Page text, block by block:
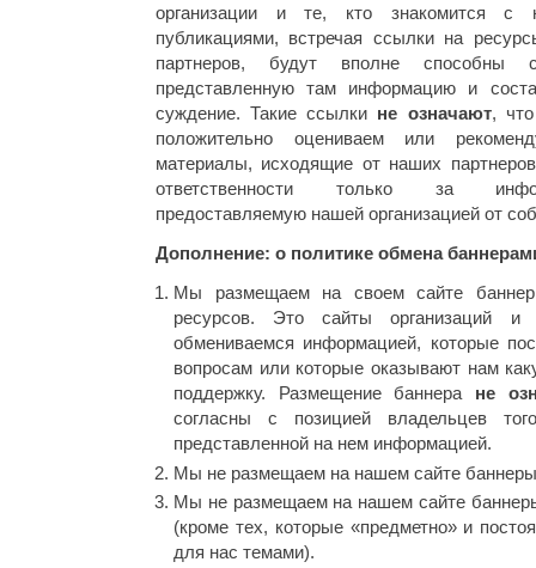
организации и те, кто знакомится с
публикациями, встречая ссылки на
партнеров, будут вполне способны
представленную там информацию и
суждение. Такие ссылки не означают,
положительно оцениваем или
материалы, исходящие от наших
ответственности только за
предоставляемую нашей организацией от
Дополнение: о политике обмена
Мы размещаем на своем сайте
ресурсов. Это сайты
обмениваемся информацией, которые
вопросам или которые оказывают нам
поддержку. Размещение баннера не
согласны с позицией владельцев
представленной на нем информацией.
Мы не размещаем на нашем сайте баннеры
Мы не размещаем на нашем сайте
(кроме тех, которые «предметно» и
для нас темами).